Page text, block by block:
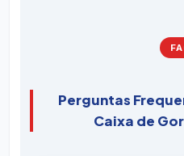
Perguntas
Caixa de